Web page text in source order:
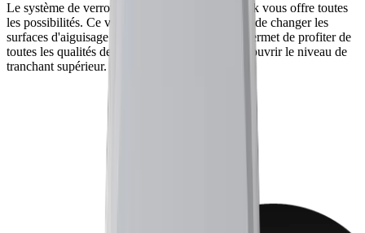
Le système de verrouillage HORL® Quick Lock vous offre toutes
les possibilités. Ce verrouillage innovant permet de changer les
surfaces d'aiguisage d'un simple geste. Il vous permet de profiter de
toutes les qualités de nos accessoires – pour découvrir le niveau de
tranchant supérieur.